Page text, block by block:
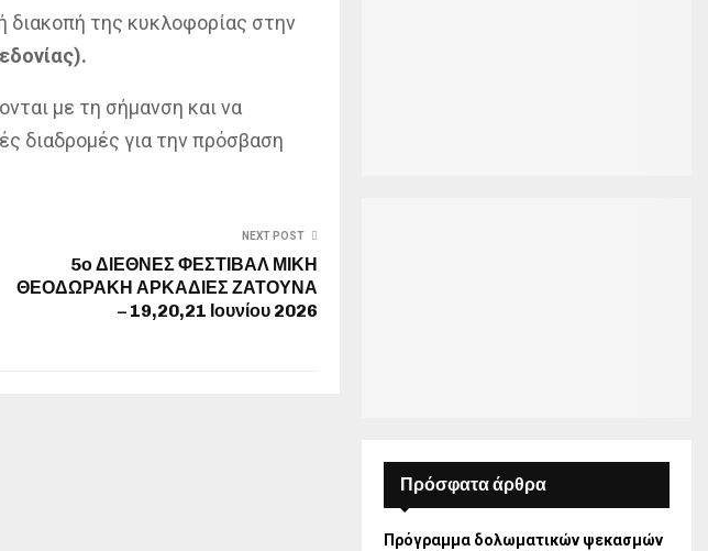
διακοπή της κυκλοφορίας στην
με τη σήμανση και να
διαδρομές για την πρόσβαση
NEXT POST
5ο ΔΙΕΘΝΕΣ ΦΕΣΤΙΒΑΛ ΜΙΚΗ
ΘΕΟΔΩΡΑΚΗ ΑΡΚΑΔΙΕΣ ΖΑΤΟΥΝΑ
– 19,20,21 Ιουνίου 2026
Πρόσφατα άρθρα
Πρόγραμμα δολωματικών ψεκασμών